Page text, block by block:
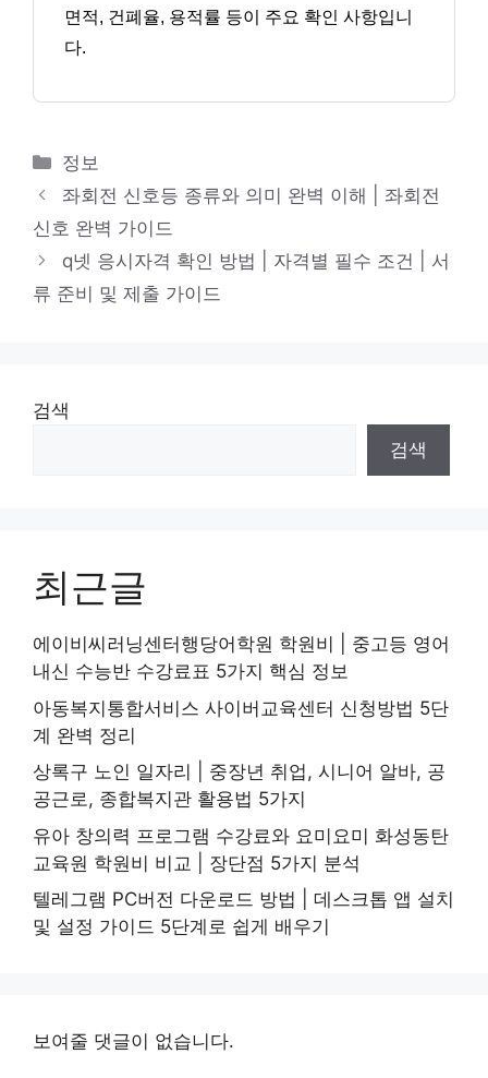
면적, 건폐율, 용적률 등이 주요 확인 사항입니
다.
카
테
리
정보
좌회전 신호등 종류와 의미 완벽 이해 | 좌회전
신호 완벽 가이드
q넷 응시자격 확인 방법 | 자격별 필수 조건 | 서
류 준비 및 제출 가이드
검색
검색
최근글
에이비씨러닝센터행당어학원 학원비 | 중고등 영어
내신 수능반 수강료표 5가지 핵심 정보
아동복지통합서비스 사이버교육센터 신청방법 5단
계 완벽 정리
상록구 노인 일자리 | 중장년 취업, 시니어 알바, 공
공근로, 종합복지관 활용법 5가지
유아 창의력 프로그램 수강료와 요미요미 화성동탄
교육원 학원비 비교 | 장단점 5가지 분석
텔레그램 PC버전 다운로드 방법 | 데스크톱 앱 설치
및 설정 가이드 5단계로 쉽게 배우기
보여줄 댓글이 없습니다.